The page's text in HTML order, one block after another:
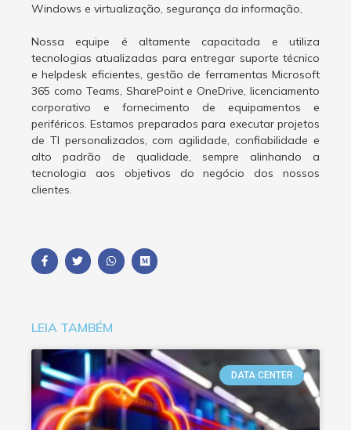
Windows e virtualização, segurança da informação,
Nossa equipe é altamente capacitada e utiliza
tecnologias atualizadas para entregar suporte técnico
e helpdesk eficientes, gestão de ferramentas Microsoft
365 como Teams, SharePoint e OneDrive, licenciamento
corporativo e fornecimento de equipamentos e
periféricos. Estamos preparados para executar projetos
de TI personalizados, com agilidade, confiabilidade e
alto padrão de qualidade, sempre alinhando a
tecnologia aos objetivos do negócio dos nossos
clientes.
LEIA TAMBÉM
DATA CENTER